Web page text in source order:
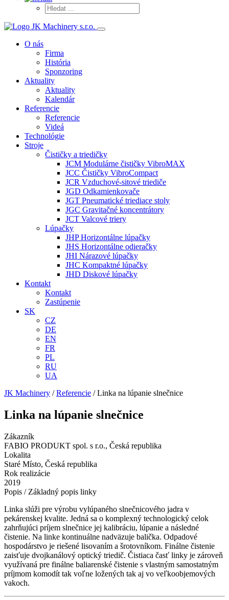
O nás
Firma
História
Sponzoring
Aktuality
Aktuality
Kalendár
Referencie
Referencie
Videá
Technológie
Stroje
Čističky a triedičky
JCM Modulárne čističky VibroMAX
JCC Čističky VibroCompact
JCR Vzduchové-sitové triediče
JGD Odkamienkovače
JGT Pneumatické triediace stoly
JGC Gravitačné koncentrátory
JCT Valcové triery
Lúpačky
JHP Horizontálne lúpačky
JHS Horizontálne odieračky
JHI Nárazové lúpačky
JHC Kompaktné lúpačky
JHD Diskové lúpačky
Kontakt
Kontakt
Zastúpenie
SK
CZ
DE
EN
FR
PL
RU
UA
JK Machinery /Referencie /Linka na lúpanie slnečnice
Linka na lúpanie slnečnice
Zákazník
FABIO PRODUKT spol. s r.o., Česká republika
Lokalita
Staré Místo, Česká republika
Rok realizácie
2019
Popis / Základný popis linky
Linka slúži pre výrobu vylúpaného slnečnicového jadra v
pekárenskej kvalite. Jedná sa o komplexný technologický celok
zahrňujúci príjem slnečnice jej kalibráciu, lúpanie a následné
čistenie. Na linke kontinuálne nadväzuje balička. Odpadové
hospodárstvo je riešené lisovaním a šrotovníkom. Finálne čistenie
zaisťuje dvojkanálový optický triedič. Čistiaca časť linky je zároveň
využívaná pre finálne baliarenské čistenie s vlastným samostatným
príjmom komodít tak voľne ložených tak aj vo veľkoobjemových
vakoch.